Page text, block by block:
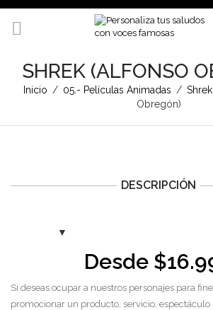
SHREK (ALFONSO
Inicio / 05.- Películas Animadas / Shrek
Obregón)
DESCRIPCIÓN
Desde $
Si deseas ocupar a nuestros personajes para
promocionar un producto, servicio, espectáculo